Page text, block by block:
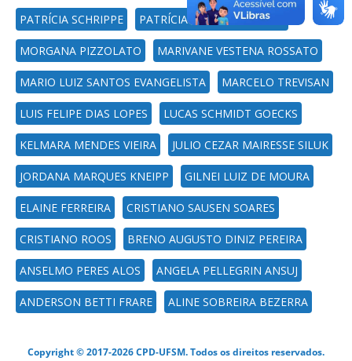
PATRÍCIA SCHRIPPE PATRÍCIA MILANO PERSIGO
MORGANA PIZZOLATO MARIVANE VESTENA ROSSATO
MARIO LUIZ SANTOS EVANGELISTA MARCELO TREVISAN
LUIS FELIPE DIAS LOPES LUCAS SCHMIDT GOECKS
KELMARA MENDES VIEIRA JULIO CEZAR MAIRESSE SILUK
JORDANA MARQUES KNEIPP GILNEI LUIZ DE MOURA
ELAINE FERREIRA CRISTIANO SAUSEN SOARES
CRISTIANO ROOS BRENO AUGUSTO DINIZ PEREIRA
ANSELMO PERES ALOS ANGELA PELLEGRIN ANSUJ
ANDERSON BETTI FRARE ALINE SOBREIRA BEZERRA
Copyright © 2017-2026 CPD-UFSM. Todos os direitos reservados.